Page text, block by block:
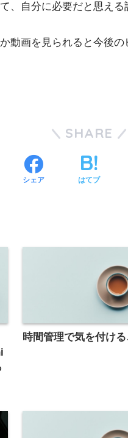
、自分に必要だと思える
動画を見られると今後の
SHARE
シェア はてブ
時間管理で気を付ける